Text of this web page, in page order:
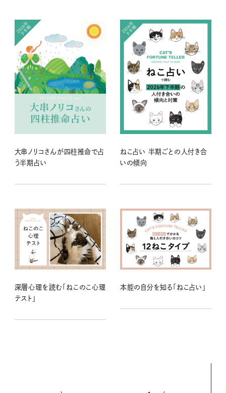
大串ノリコさんが四柱推命で占
う半期占い
ねこ占い 半期ごとの人付き合
いの傾向
深層心理を読む「ねこのこ心理
テスト」
本能の自分を知る「ねこ占い」